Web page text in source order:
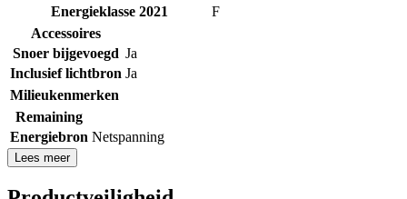
Energieklasse 2021
F
Accessoires
Snoer bijgevoegd Ja
Inclusief lichtbron Ja
Milieukenmerken
Remaining
Energiebron Netspanning
Lees meer